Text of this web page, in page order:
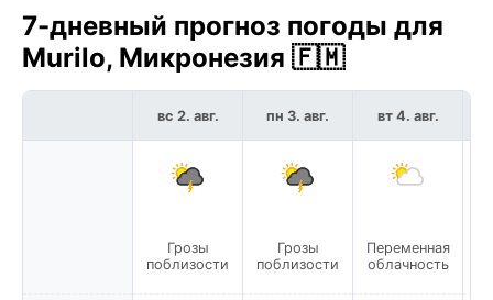
7-дневный прогноз погоды для
Murilo, Микронезия 🇫🇲
вс 2. авг.
Грозы
поблизости
пн 3. авг.
Грозы
поблизости
вт 4. авг.
Переменная
облачность